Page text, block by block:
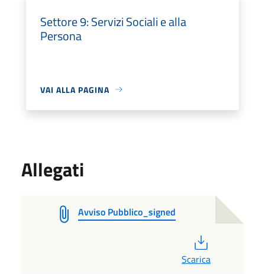
Settore 9: Servizi Sociali e alla
Persona
VAI ALLA PAGINA
Allegati
Avviso Pubblico_signed
Scarica